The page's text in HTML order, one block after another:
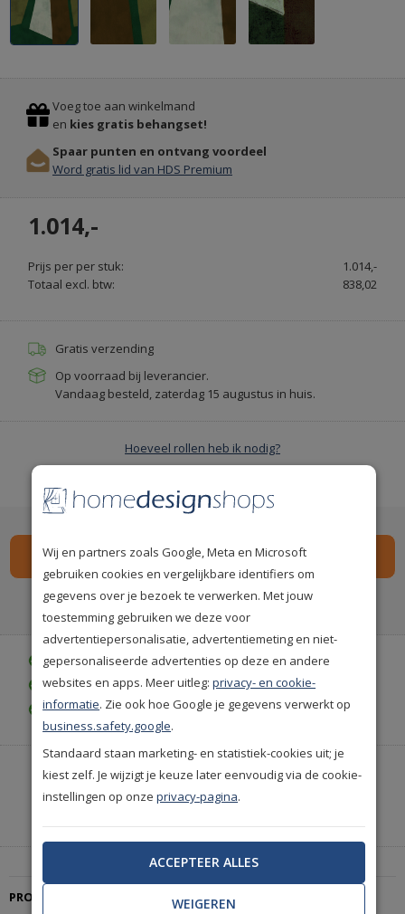
&
GRASTAPIJT
BESTEL
ONLINE
-
ALTIJDGROENER.NL
Previous
Stop
Voeg toe aan winkelmand
en kies gratis behangset!
Spaar punten en ontvang voordeel
Word gratis lid van HDS Premium
1.014,-
Prijs per per stuk:
1.014,-
Totaal excl. btw:
838,02
Gratis verzending
Op voorraad bij leverancier.
Vandaag besteld, zaterdag 15 augustus in huis.
Hoeveel rollen heb ik nodig?
Spaar1014premium punten i
Gratis bezorgd vanaf € 35,-
Achteraf betalen is mogelijk
Gratis achteraf betalen
Heeft u hulp nodig of wilt u telefonisch bestellen?
Neem contact met ons op.
PRODUCTBESCHRIJVING
Wij en partners zoals Google, Meta en Microsoft
gebruiken cookies en vergelijkbare identifiers om
gegevens over je bezoek te verwerken. Met jouw
toestemming gebruiken we deze voor
advertentiepersonalisatie, advertentiemeting en niet-
gepersonaliseerde advertenties op deze en andere
websites en apps. Meer uitleg:privacy- en cookie-
informatie. Zie ook hoe Google je gegevens verwerkt op
business.safety.google.
Standaard staan marketing- en statistiek-cookies uit; je
kiest zelf. Je wijzigt je keuze later eenvoudig via de cookie-
instellingen op onzeprivacy-pagina.
ACCEPTEER ALLES
WEIGEREN